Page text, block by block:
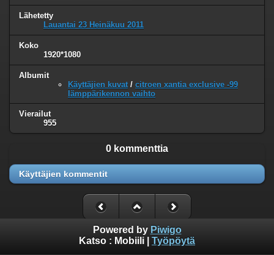
Lähetetty
Lauantai 23 Heinäkuu 2011
Koko
1920*1080
Albumit
Käyttäjien kuvat / citroen xantia exclusive -99
lämppärikennon vaihto
Vierailut
955
0 kommenttia
Käyttäjien kommentit
Powered by Piwigo
Katso : Mobiili Työpöytä